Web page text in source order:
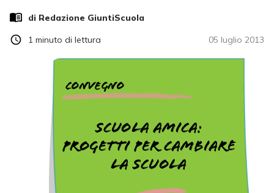
di Redazione GiuntiScuola
05 luglio 2013
1 minuto di lettura